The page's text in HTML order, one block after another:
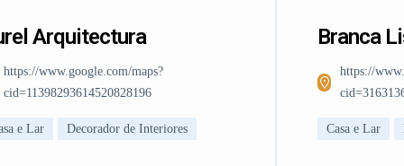
Arquitectura
https://www.google.com/maps?
cid=11398293614520828196
e Lar Decorador de Interiores
Branca
https://
Casa e Lar